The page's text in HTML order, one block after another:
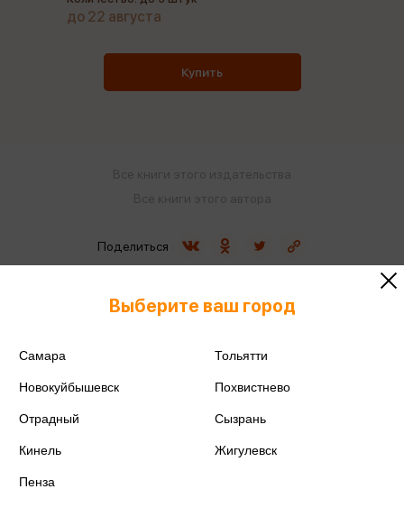
978-5-17-168110-4
до 22 августа
Купить
Поделиться
Выберите ваш город
Самара Тольятти
Новокуйбышевск Похвистнево
Отрадный Сызрань
Кинель Жигулевск
Пенза